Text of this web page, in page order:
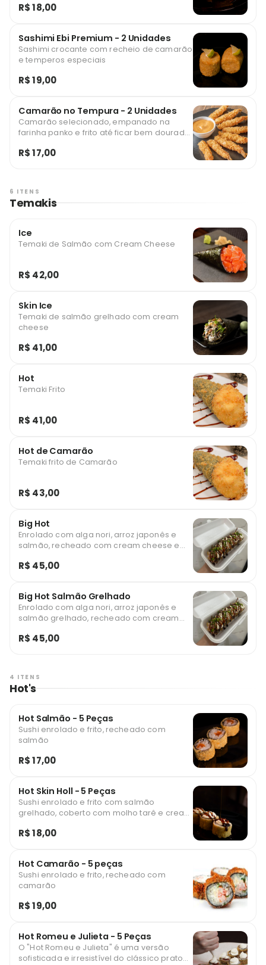
R$ 18,00
Sashimi Ebi Premium - 2 Unidades
Sashimi crocante com recheio de camarão
e temperos especiais
R$ 19,00
Camarão no Tempura - 2 Unidades
Camarão selecionado, empanado na
farinha panko e frito até ficar bem dourado
conquistam a cada mordida!
R$ 17,00
6 ITENS
Temakis
Ice
Temaki de Salmão com Cream Cheese
R$ 42,00
Skin Ice
Temaki de salmão grelhado com cream
cheese
R$ 41,00
Hot
Temaki Frito
R$ 41,00
Hot de Camarão
Temaki frito de Camarão
R$ 43,00
Big Hot
Enrolado com alga nori, arroz japonês e
salmão, recheado com cream cheese e
dourado e crocante, e finalizado com
e o cremoso por dentro.
R$ 45,00
Big Hot Salmão Grelhado
Enrolado com alga nori, arroz japonês e
salmão grelhado, recheado com cream
ficar dourado e crocante, e finalizado com
R$ 45,00
4 ITENS
Hot's
Hot Salmão - 5 Peças
Sushi enrolado e frito, recheado com
salmão
R$ 17,00
Hot Skin Holl - 5 Peças
Sushi enrolado e frito com salmão
grelhado, coberto com molho tarê e cream
R$ 18,00
Hot Camarão - 5 peças
Sushi enrolado e frito, recheado com
camarão
R$ 19,00
Hot Romeu e Julieta - 5 Peças
O "Hot Romeu e Julieta" é uma versão
sofisticada e irresistível do clássico prato